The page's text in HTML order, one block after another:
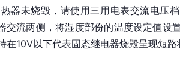
热器未烧毁，请使用三用电表交流电压
交流两侧，将湿度部份的温度设定值
10V以下代表固态继电器烧毁呈现短路